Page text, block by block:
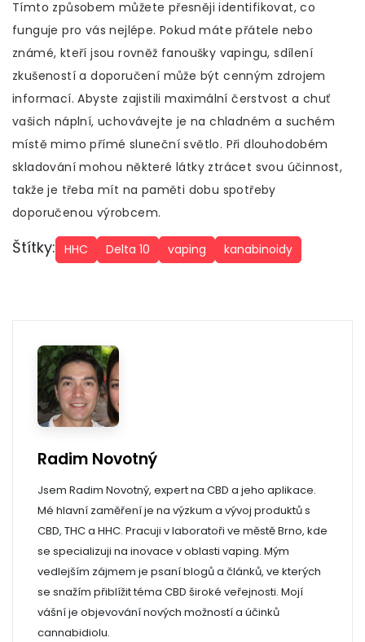
Tímto způsobem můžete přesněji identifikovat, co
funguje pro vás nejlépe. Pokud máte přátele nebo
známé, kteří jsou rovněž fanoušky vapingu, sdílení
zkušeností a doporučení může být cenným zdrojem
informací. Abyste zajistili maximální čerstvost a chuť
vašich náplní, uchovávejte je na chladném a suchém
místě mimo přímé sluneční světlo. Při dlouhodobém
skladování mohou některé látky ztrácet svou účinnost,
takže je třeba mít na paměti dobu spotřeby
doporučenou výrobcem.
Štítky: HHC Delta 10 vaping kanabinoidy
Radim Novotný
Jsem Radim Novotný, expert na CBD a jeho aplikace.
Mé hlavní zaměření je na výzkum a vývoj produktů s
CBD, THC a HHC. Pracuji v laboratoři ve městě Brno, kde
se specializuji na inovace v oblasti vaping. Mým
vedlejším zájmem je psaní blogů a článků, ve kterých
se snažím přiblížit téma CBD široké veřejnosti. Mojí
vášní je objevování nových možností a účinků
cannabidiolu.